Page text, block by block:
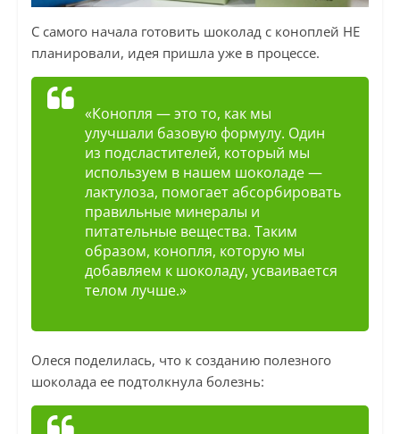
С самого начала готовить шоколад с коноплей НЕ
планировали, идея пришла уже в процессе.
«Конопля — это то, как мы
улучшали базовую формулу. Один
из подсластителей, который мы
используем в нашем шоколаде —
лактулоза, помогает абсорбировать
правильные минералы и
питательные вещества. Таким
образом, конопля, которую мы
добавляем к шоколаду, усваивается
телом лучше.»
Олеся поделилась, что к созданию полезного
шоколада ее подтолкнула болезнь: